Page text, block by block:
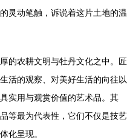
灵动笔触，诉说着这片土地的温
的农耕文明与牡丹文化之中。匠
活的观察、对美好生活的向往以
实用与观赏价值的艺术品。其
等最为代表性，它们不仅是技艺
化呈现。